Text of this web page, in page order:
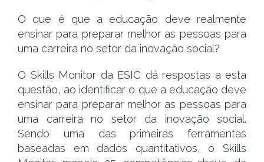
O que é que a educação deve realmente
ensinar para preparar melhor as pessoas para
uma carreira no setor da inovação social?
O Skills Monitor da ESIC dá respostas a esta
questão, ao identificar o que a educação deve
ensinar para preparar melhor as pessoas para
uma carreira no setor da inovação social.
Sendo uma das primeiras ferramentas
baseadas em dados quantitativos, o Skills